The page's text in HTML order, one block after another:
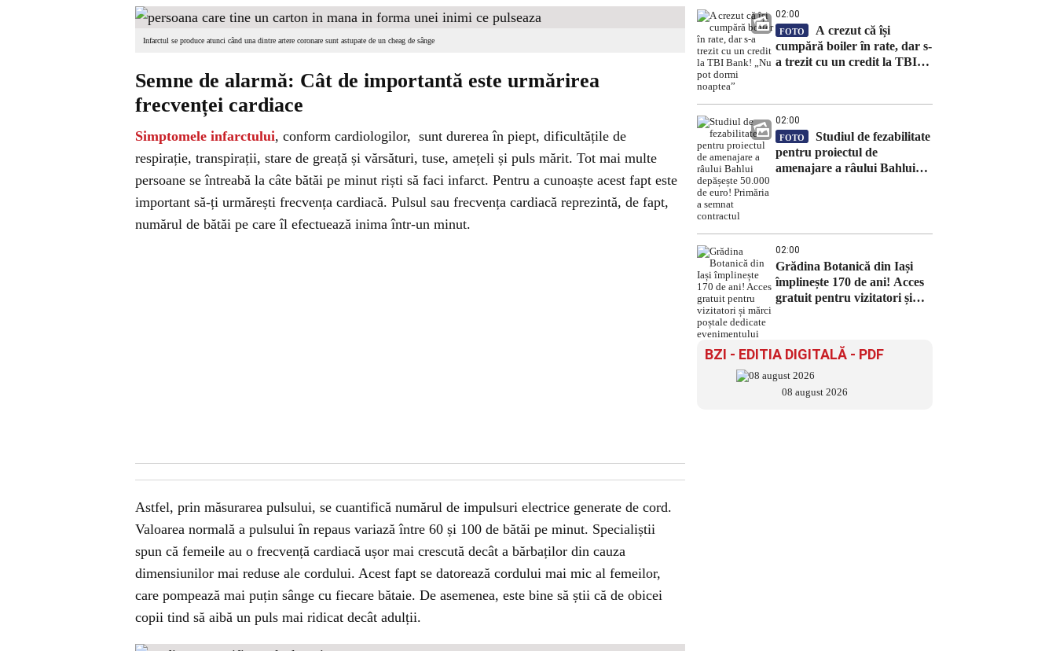
Infarctul se produce atunci când una dintre artere coronare sunt astupate de un cheag de sânge
Semne de alarmă: Cât de importantă este urmărirea
frecvenței cardiace
Simptomele infarctului, conform cardiologilor, sunt durerea în piept, dificultățile de
respirație, transpirații, stare de greață și vărsături, tuse, amețeli și puls mărit. Tot mai multe
persoane se întreabă la câte bătăi pe minut riști să faci infarct. Pentru a cunoaște acest fapt este
important să-ți urmărești frecvența cardiacă. Pulsul sau frecvența cardiacă reprezintă, de fapt,
numărul de bătăi pe care îl efectuează inima într-un minut.
Astfel, prin măsurarea pulsului, se cuantifică numărul de impulsuri electrice generate de cord.
Valoarea normală a pulsului în repaus variază între 60 și 100 de bătăi pe minut. Specialiștii
spun că femeile au o frecvență cardiacă ușor mai crescută decât a bărbaților din cauza
dimensiunilor mai reduse ale cordului. Acest fapt se datorează cordului mai mic al femeilor,
care pompează mai puțin sânge cu fiecare bătaie. De asemenea, este bine să știi că de obicei
copii tind să aibă un puls mai ridicat decât adulții.
02:00
FOTO
A crezut că își
cumpără boiler în rate, dar s-
a trezit cu un credit la TBI
02:00
FOTO
Studiul de fezabilitate
pentru proiectul de
amenajare a râului Bahlui
02:00
Grădina Botanică din Iași
împlinește 170 de ani! Acces
gratuit pentru vizitatori și
BZI - EDITIA DIGITALĂ - PDF
08 august 2026